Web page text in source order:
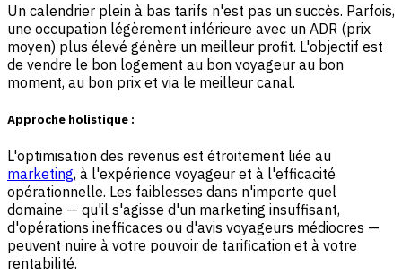
Un calendrier plein à bas tarifs n'est pas un succès. Parfois,
une occupation légèrement inférieure avec un ADR (prix
moyen) plus élevé génère un meilleur profit. L'objectif est
de vendre le bon logement au bon voyageur au bon
moment, au bon prix et via le meilleur canal.
Approche holistique :
L'optimisation des revenus est étroitement liée au
marketing, à l'expérience voyageur et à l'efficacité
opérationnelle. Les faiblesses dans n'importe quel
domaine — qu'il s'agisse d'un marketing insuffisant,
d'opérations inefficaces ou d'avis voyageurs médiocres —
peuvent nuire à votre pouvoir de tarification et à votre
rentabilité.